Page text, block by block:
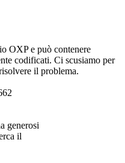
OXP e può contenere
codificati. Ci scusiamo per
il problema.
generosi
il